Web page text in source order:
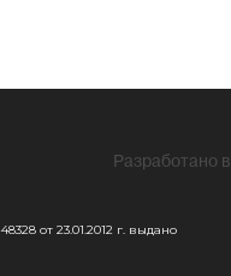
Разработано в
от 23.01.2012 г. выдано